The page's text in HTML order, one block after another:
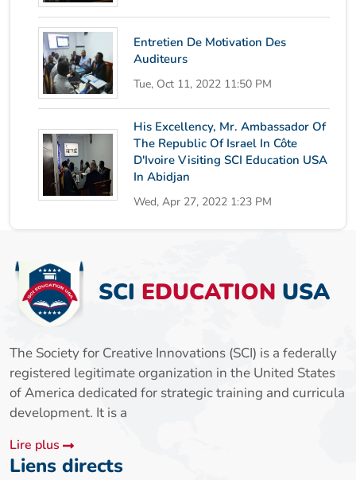
Entretien De Motivation Des
Auditeurs
Tue, Oct 11, 2022 11:50 PM
His Excellency, Mr. Ambassador Of
The Republic Of Israel In Côte
D'Ivoire Visiting SCI Education USA
In Abidjan
Wed, Apr 27, 2022 1:23 PM
SCI EDUCATION USA
The Society for Creative Innovations (SCI) is a federally
registered legitimate organization in the United States
of America dedicated for strategic training and curricula
development. It is a
Lire plus
Liens directs